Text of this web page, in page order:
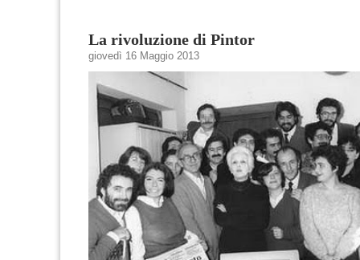
La rivoluzione di Pintor
giovedì 16 Maggio 2013